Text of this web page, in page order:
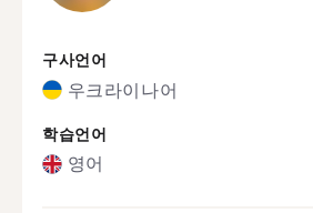
구사언어
우크라이나어
학습언어
영어